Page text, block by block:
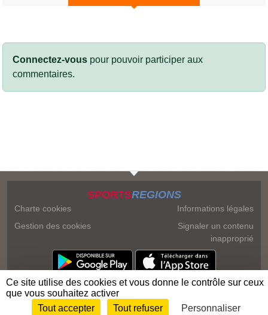
Connectez-vous pour pouvoir participer aux
commentaires.
SPORTSREGIONS
Charte cookies
Gestion des cookies
Informations légales
Signaler un contenu
inapproprié
Envie de participer ? Connexion
Ce site utilise des cookies et vous donne le contrôle sur ceux
que vous souhaitez activer
Tout accepter
Tout refuser Personnaliser